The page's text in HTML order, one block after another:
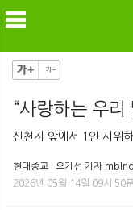
메
​“사랑하는 우
신천지 앞에서 1인 시위
현대종교 | 오기선 기자
2026년 05월 14일 09시 50